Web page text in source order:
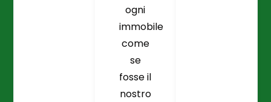
ogni
immobile
come
se
fosse il
nostro